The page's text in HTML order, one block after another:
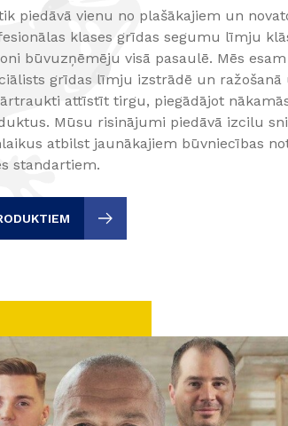
piedāvā vienu no plašākajiem un
klases grīdas segumu līmju
būvuzņēmēju visā pasaulē. Mēs
grīdas līmju izstrādē un ražošanā
attīstīt tirgu, piegādājot
Mūsu risinājumi piedāvā izcilu
atbilst jaunākajiem būvniecības
standartiem.